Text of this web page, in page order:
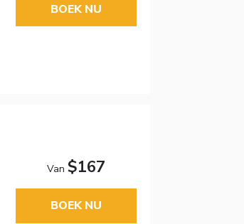
BOEK NU
Van $167
BOEK NU